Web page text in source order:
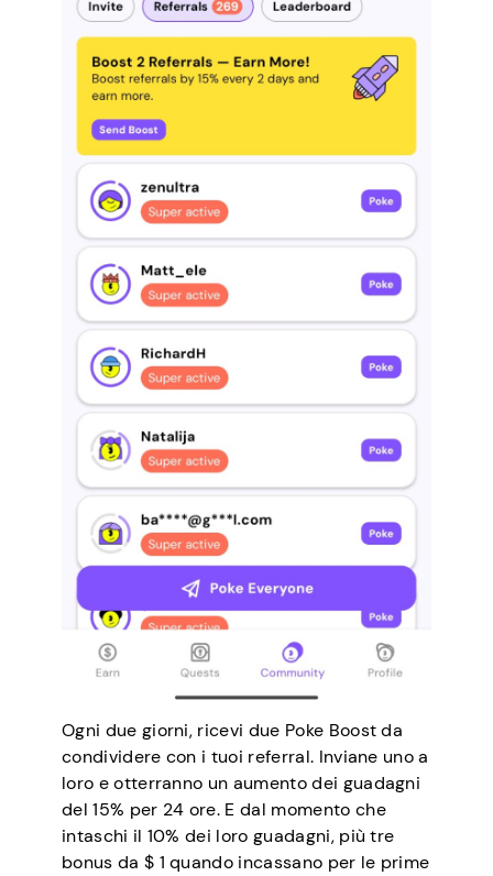
Ogni due giorni, ricevi due Poke Boost da
condividere con i tuoi referral. Inviane uno a
loro e otterranno un aumento dei guadagni
del 15% per 24 ore. E dal momento che
intaschi il 10% dei loro guadagni, più tre
bonus da $ 1 quando incassano per le prime